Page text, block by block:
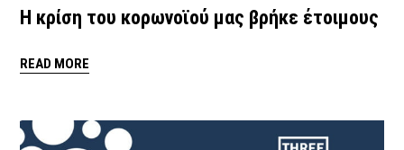
Η κρίση του κορωνοϊού μας βρήκε έτοιμους
READ MORE